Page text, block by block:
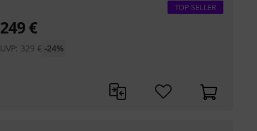
TOP-SELLER
249€
UVP: 329 € -24%